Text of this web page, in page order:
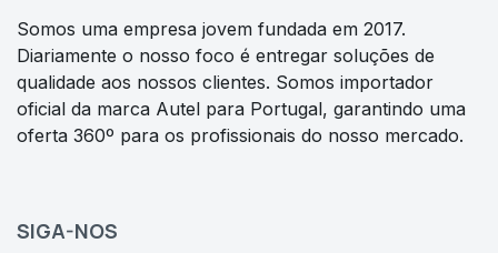
Somos uma empresa jovem fundada em 2017.
Diariamente o nosso foco é entregar soluções de
qualidade aos nossos clientes. Somos importador
oficial da marca Autel para Portugal, garantindo uma
oferta 360º para os profissionais do nosso mercado.
SIGA-NOS